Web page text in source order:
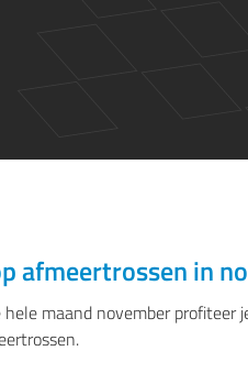
VISSERIJ,
afmeertrossen in
hele maand november profiteer